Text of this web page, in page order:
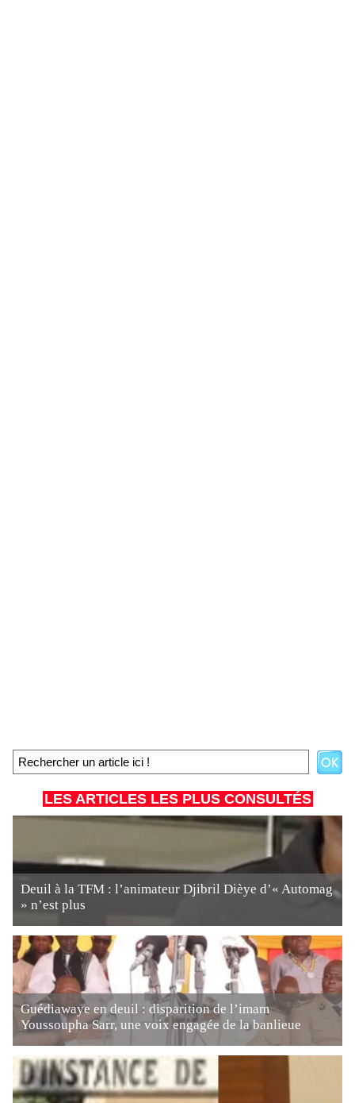
LES ARTICLES LES PLUS CONSULTÉS
Deuil à la TFM : l’animateur Djibril Dièye d’« Automag
» n’est plus
Guédiawaye en deuil : disparition de l’imam
Youssoupha Sarr, une voix engagée de la banlieue